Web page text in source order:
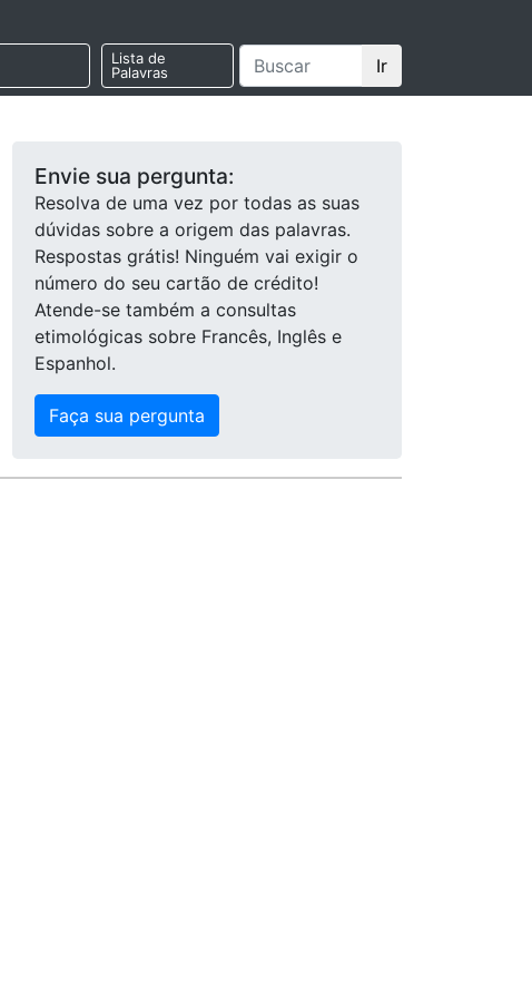
Lista de
Palavras
Ir
Envie sua pergunta:
Resolva de uma vez por todas as suas
dúvidas sobre a origem das palavras.
Respostas grátis! Ninguém vai exigir o
número do seu cartão de crédito!
Atende-se também a consultas
etimológicas sobre Francês, Inglês e
Espanhol.
Faça sua pergunta